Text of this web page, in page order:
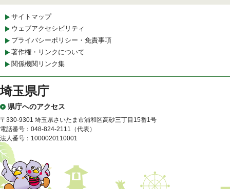
サイトマップ
ウェブアクセシビリティ
プライバシーポリシー・免責事項
著作権・リンクについて
関係機関リンク集
埼玉県庁
県庁へのアクセス
〒330-9301 埼玉県さいたま市浦和区高砂三丁目15番1号
電話番号：048-824-2111（代表）
法人番号：1000020110001